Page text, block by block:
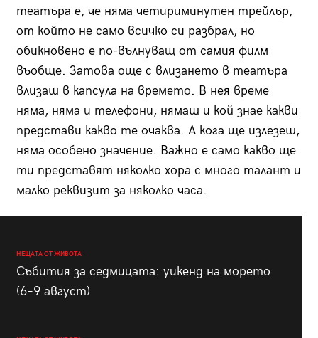
театъра е, че няма четириминутен трейлър,
от който не само всичко си разбрал, но
обикновено е по-вълнуващ от самия филм
въобще. Затова още с влизането в театъра
влизаш в капсула на времето. В нея време
няма, няма и телефони, нямаш и кой знае какви
представи какво те очаква. А кога ще излезеш,
няма особено значение. Важно е само какво ще
ти представят няколко хора с много талант и
малко реквизит за няколко часа.
НЕЩАТА ОТ ЖИВОТА
Събития за седмицата: уикенд на морето
(6–9 август)